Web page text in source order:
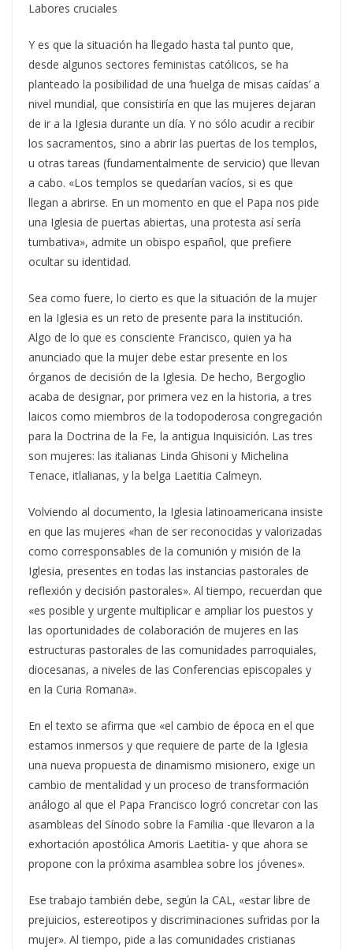
Labores cruciales
Y es que la situación ha llegado hasta tal punto que,
desde algunos sectores feministas católicos, se ha
planteado la posibilidad de una ‘huelga de misas caídas’ a
nivel mundial, que consistiría en que las mujeres dejaran
de ir a la Iglesia durante un día. Y no sólo acudir a recibir
los sacramentos, sino a abrir las puertas de los templos,
u otras tareas (fundamentalmente de servicio) que llevan
a cabo. «Los templos se quedarían vacíos, si es que
llegan a abrirse. En un momento en que el Papa nos pide
una Iglesia de puertas abiertas, una protesta así sería
tumbativa», admite un obispo español, que prefiere
ocultar su identidad.
Sea como fuere, lo cierto es que la situación de la mujer
en la Iglesia es un reto de presente para la institución.
Algo de lo que es consciente Francisco, quien ya ha
anunciado que la mujer debe estar presente en los
órganos de decisión de la Iglesia. De hecho, Bergoglio
acaba de designar, por primera vez en la historia, a tres
laicos como miembros de la todopoderosa congregación
para la Doctrina de la Fe, la antigua Inquisición. Las tres
son mujeres: las italianas Linda Ghisoni y Michelina
Tenace, itlalianas, y la belga Laetitia Calmeyn.
Volviendo al documento, la Iglesia latinoamericana insiste
en que las mujeres «han de ser reconocidas y valorizadas
como corresponsables de la comunión y misión de la
Iglesia, presentes en todas las instancias pastorales de
reflexión y decisión pastorales». Al tiempo, recuerdan que
«es posible y urgente multiplicar e ampliar los puestos y
las oportunidades de colaboración de mujeres en las
estructuras pastorales de las comunidades parroquiales,
diocesanas, a niveles de las Conferencias episcopales y
en la Curia Romana».
En el texto se afirma que «el cambio de época en el que
estamos inmersos y que requiere de parte de la Iglesia
una nueva propuesta de dinamismo misionero, exige un
cambio de mentalidad y un proceso de transformación
análogo al que el Papa Francisco logró concretar con las
asambleas del Sínodo sobre la Familia -que llevaron a la
exhortación apostólica Amoris Laetitia- y que ahora se
propone con la próxima asamblea sobre los jóvenes».
Ese trabajo también debe, según la CAL, «estar libre de
prejuicios, estereotipos y discriminaciones sufridas por la
mujer». Al tiempo, pide a las comunidades cristianas